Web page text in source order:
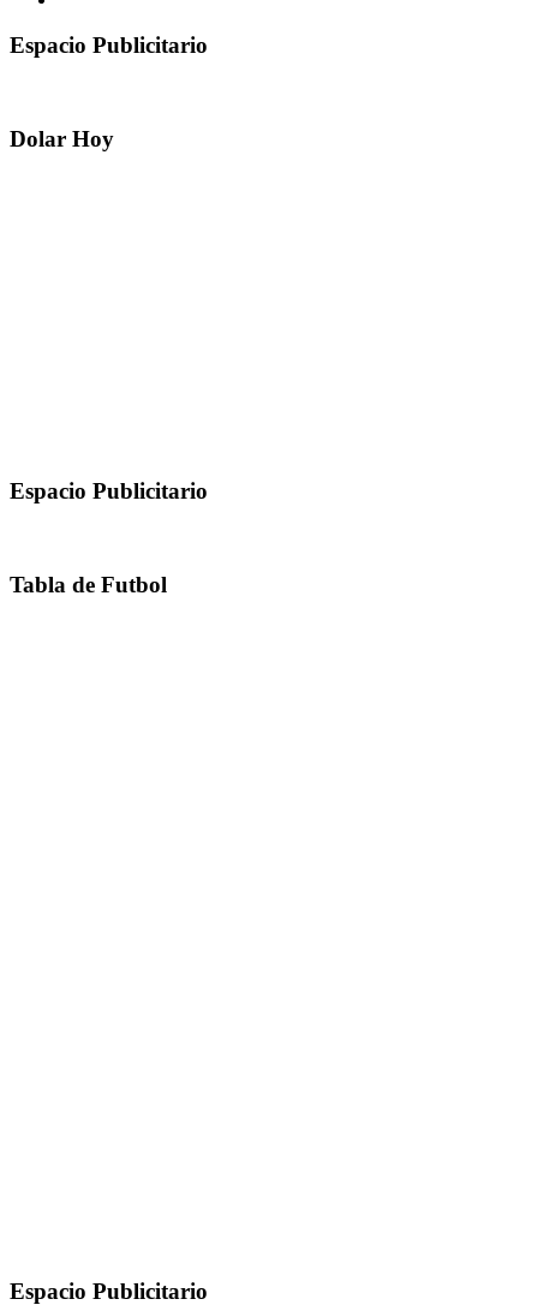
Espacio Publicitario
Dolar Hoy
Espacio Publicitario
Tabla de Futbol
Espacio Publicitario